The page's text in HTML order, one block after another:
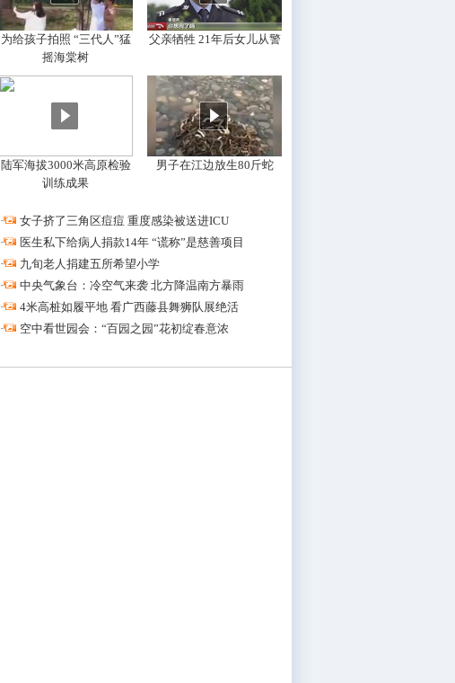
为给孩子拍照 “三代人”猛
摇海棠树
父亲牺牲 21年后女儿从警
陆军海拔3000米高原检验
训练成果
男子在江边放生80斤蛇
·
女子挤了三角区痘痘 重度感染被送进ICU
·
医生私下给病人捐款14年 “谎称”是慈善项目
·
九旬老人捐建五所希望小学
·
中央气象台：冷空气来袭 北方降温南方暴雨
·
4米高桩如履平地 看广西藤县舞狮队展绝活
·
空中看世园会：“百园之园”花初绽春意浓